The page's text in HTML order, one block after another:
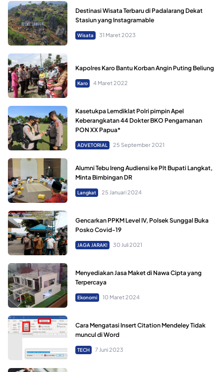
Destinasi Wisata Terbaru di Padalarang Dekat
Stasiun yang Instagramable
Wisata 31 Maret 2023
Kapolres Karo Bantu Korban Angin Puting Beliung
Karo 4 Maret 2022
Kasetukpa Lemdiklat Polri pimpin Apel
Keberangkatan 44 Dokter BKO Pengamanan
PON XX Papua*
ADVETORIAL 25 September 2021
Alumni Tebu Ireng Audiensi ke Plt Bupati Langkat,
Minta Bimbingan DR
Langkat 25 Januari 2024
Gencarkan PPKM Level IV, Polsek Sunggal Buka
Posko Covid-19
JAGA JARAK! 30 Juli 2021
Menyediakan Jasa Maket di Nawa Cipta yang
Terpercaya
Ekonomi 10 Maret 2024
Cara Mengatasi Insert Citation Mendeley Tidak
muncul di Word
TECH 7 Juni 2023